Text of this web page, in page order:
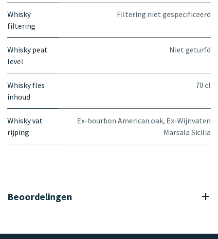
Whisky
filtering
Filtering niet gespecificeerd
Whisky peat
level
Niet geturfd
Whisky fles
inhoud
70 cl
Whisky vat
rijping
Ex-bourbon American oak, Ex-Wijnvaten
Marsala Sicilia
Beoordelingen